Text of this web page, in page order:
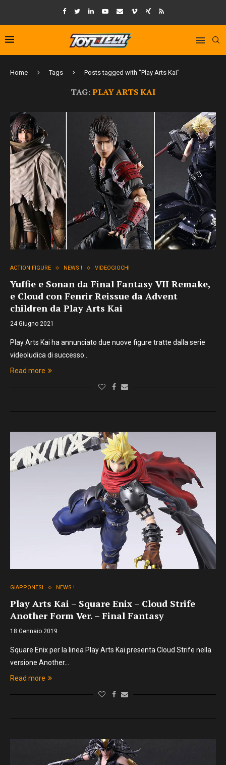
Home Tags Posts tagged with "Play Arts Kai"
TAG:PLAY ARTS KAI
ACTION FIGURE NEWS ! VIDEOGIOCHI
Yuffie e Sonan da Final Fantasy VII Remake,
e Cloud con Fenrir Reissue da Advent
children da Play Arts Kai
24 Giugno 2021
Play Arts Kai ha annunciato due nuove figure tratte dalla serie
videoludica di successo…
Read more
GIAPPONESI NEWS !
Play Arts Kai – Square Enix – Cloud Strife
Another Form Ver. – Final Fantasy
18 Gennaio 2019
Square Enix per la linea Play Arts Kai presenta Cloud Strife nella
versione Another…
Read more